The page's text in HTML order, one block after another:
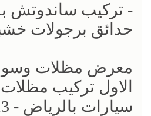
- تركيب ساندوتش
حدائق برجولات
معرض مظلات
الاول تركيب